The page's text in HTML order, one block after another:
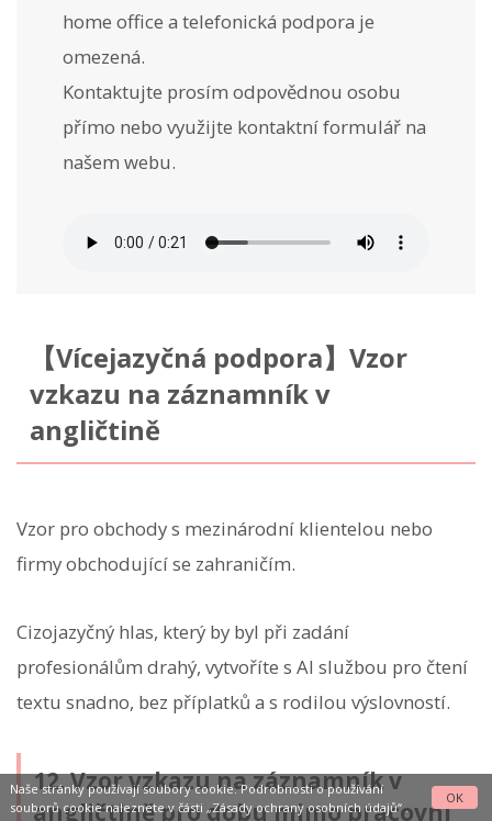
home office a telefonická podpora je
omezená.
Kontaktujte prosím odpovědnou osobu
přímo nebo využijte kontaktní formulář na
našem webu.
【Vícejazyčná podpora】Vzor
vzkazu na záznamník v
angličtině
Vzor pro obchody s mezinárodní klientelou nebo
firmy obchodující se zahraničím.
Cizojazyčný hlas, který by byl při zadání
profesionálům drahý, vytvoříte s AI službou pro čtení
textu snadno, bez příplatků a s rodilou výslovností.
12. Vzor vzkazu na záznamník v
angličtině pro dobu mimo pracovní
Naše stránky používají soubory cookie. Podrobnosti o používání
souborů cookie naleznete v části „Zásady ochrany osobních údajů“.
OK